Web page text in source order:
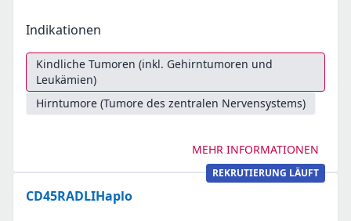
Indikationen
Kindliche Tumoren (inkl. Gehirntumoren und
Leukämien)
Hirntumore (Tumore des zentralen Nervensystems)
MEHR INFORMATIONEN
REKRUTIERUNG LÄUFT
CD45RADLIHaplo